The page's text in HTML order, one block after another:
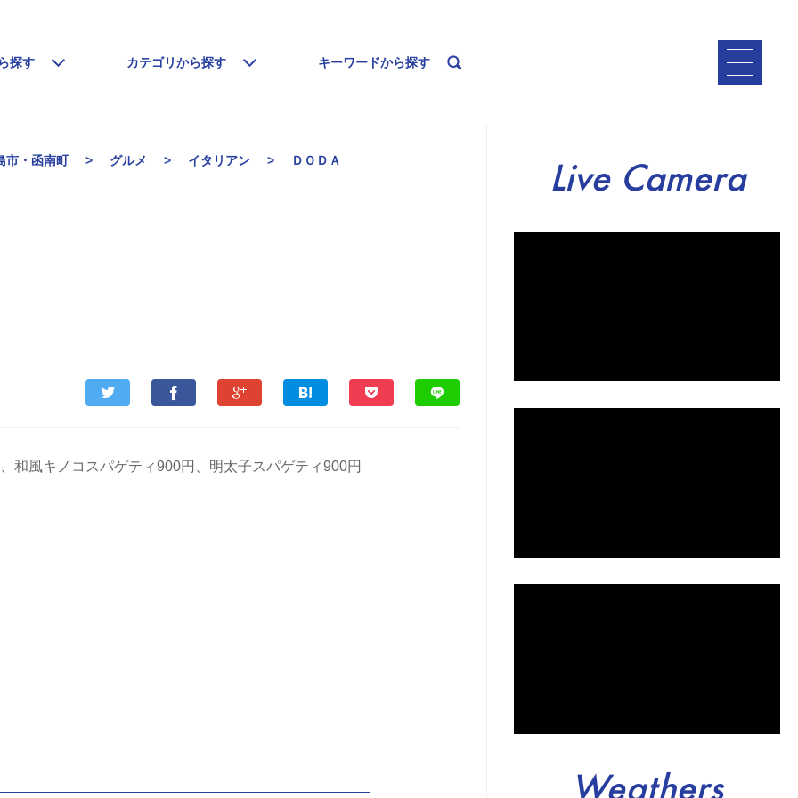
探す カテゴリから探す キーワードから探す
市・函南町 グルメ イタリアン ＤＯＤＡ
和風キノコスパゲティ900円、明太子スパゲティ900円
Live Camera
Weathers